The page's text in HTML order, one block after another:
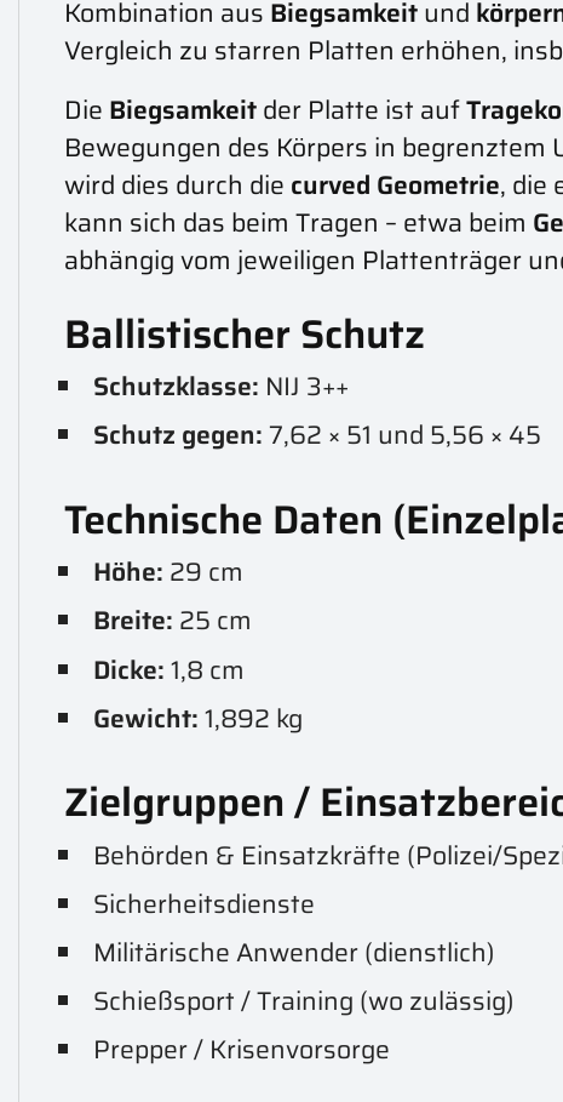
Kombination aus Biegsamkeitund
Vergleich zu starren Platten erhöhen,
Die Biegsamkeitder Platte ist auf
Bewegungen des Körpers in
wird dies durch die curved Geometrie, die
kann sich das beim Tragen – etwa beim
abhängig vom jeweiligen Plattenträger
Ballistischer Schutz
Schutzklasse: NIJ 3++
Schutz gegen:7,62 × 51 und 5,56 × 45
Technische Daten
Höhe: 29 cm
Breite: 25 cm
Dicke:1,8 cm
Gewicht:1,892 kg
Zielgruppen /
Behörden & Einsatzkräfte (Polizei/
Sicherheitsdienste
Militärische Anwender (dienstlich)
Schießsport / Training (wo zulässig)
Prepper / Krisenvorsorge